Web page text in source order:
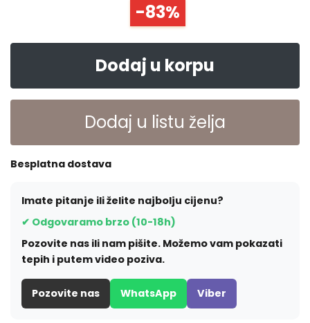
-83%
Dodaj u korpu
Dodaj u listu želja
Besplatna dostava
Imate pitanje ili želite najbolju cijenu?
✔ Odgovaramo brzo (10-18h)
Pozovite nas ili nam pišite. Možemo vam pokazati
tepih i putem video poziva.
Pozovite nas WhatsApp Viber